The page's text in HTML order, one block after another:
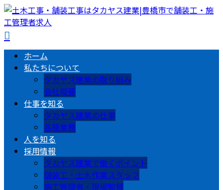
ホーム
私たちについて
タカヤス建業の取り組み
会社概要
仕事を知る
タカヤス建業の仕事
各種業務
人を知る
採用情報
タカヤス建業で働くポイント
舗装工・土木作業スタッフ
施工管理者・現場監督